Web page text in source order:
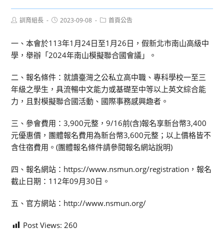
Post訓育組長
Post2023-09-08
Post首頁公告
一、本會於113年1月24日至1月26日，假新北市南山高級中
學，舉辦「2024年南山模擬聯合國會議」。
二、報名條件：就讀臺灣之公私立高中職、專科學校一至三
年級之學生，具流暢中文能力或基礎至中等以上英文綜合能
力，且對模擬聯合國活動、國際事務感興趣者。
三、參會費用：3,900元整，9/16前(含)報名享新台幣3,400
元優惠價，團體報名費用為新台幣3,600元整；以上價格皆不
含住宿費用。(團體報名條件請參閱報名網站說明)
四、報名網站：https://www.nsmun.org/registration，報名
截止日期：112年09月30日。
五、官方網站：http://www.nsmun.org/
Post Views: 260